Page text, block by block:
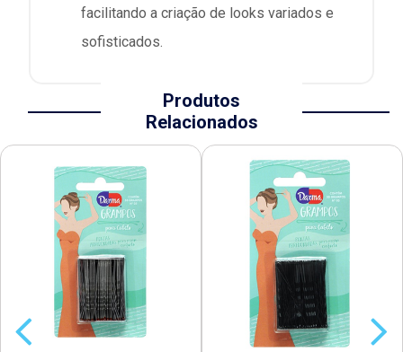
facilitando a criação de looks variados e
sofisticados.
Produtos
Relacionados